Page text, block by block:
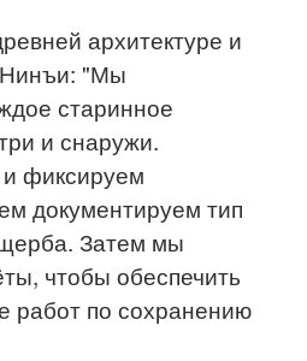
архитектуре и
Нинъи: "Мы
старинное
и снаружи.
фиксируем
документируем тип
Затем мы
чтобы обеспечить
работ по сохранению